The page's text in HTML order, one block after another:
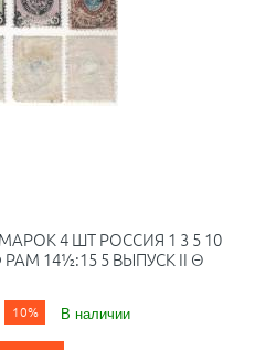
4 ШТ РОССИЯ 1 3 5 10
14½:15 5 ВЫПУСК II Θ
10% В наличии